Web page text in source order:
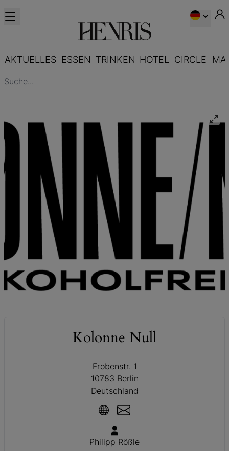
AKTUELLES ESSEN TRINKEN HOTEL CIRCLE
Kolonne Null
Frobenstr. 1
10783 Berlin
Deutschland
Philipp Rößle